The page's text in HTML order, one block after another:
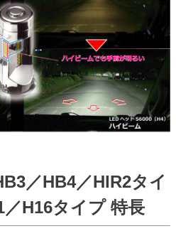
／HB4／HIR2タイ
／H16タイプ 特長